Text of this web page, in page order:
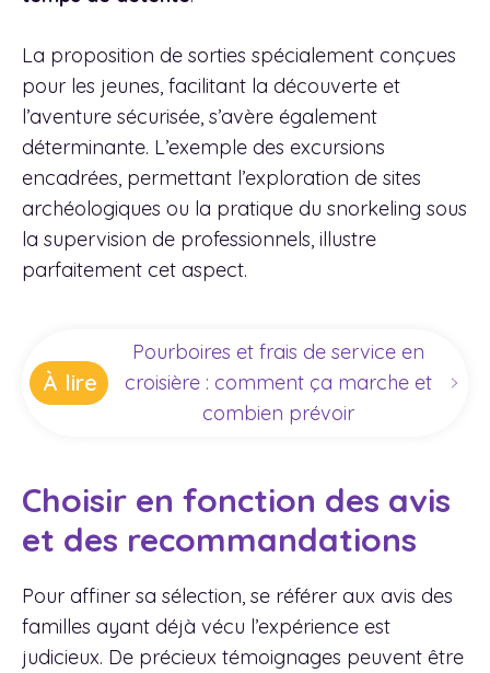
La proposition de sorties spécialement conçues
pour les jeunes, facilitant la découverte et
l’aventure sécurisée, s’avère également
déterminante. L’exemple des excursions
encadrées, permettant l’exploration de sites
archéologiques ou la pratique du snorkeling sous
la supervision de professionnels, illustre
parfaitement cet aspect.
À lire
Pourboires et frais de service en
croisière : comment ça marche et
combien prévoir
Choisir en fonction des avis
et des recommandations
Pour affiner sa sélection, se référer aux avis des
familles ayant déjà vécu l’expérience est
judicieux. De précieux témoignages peuvent être